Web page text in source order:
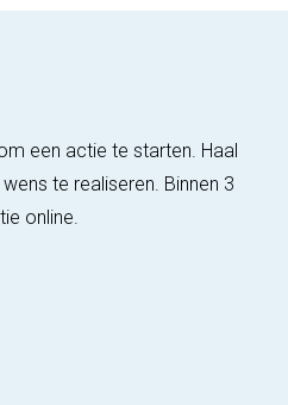
een actie te starten. Haal
te realiseren. Binnen 3
online.